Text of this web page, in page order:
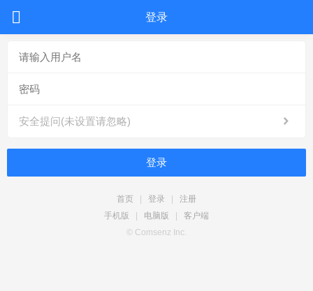
登录
安全提问(未设置请忽略)
登录
首页 登录
注册
手机版
电脑版
客户端
© Comsenz Inc.